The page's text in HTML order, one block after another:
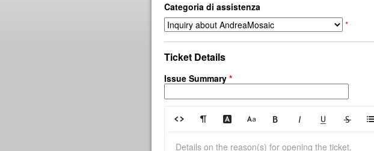
Categoria di assistenza
*
Ticket Details
Issue Summary *